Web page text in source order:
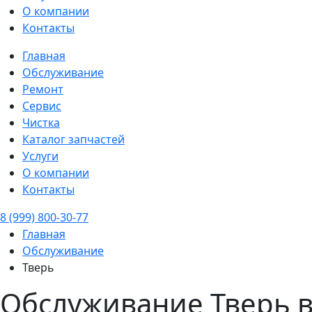
О компании
Контакты
Главная
Обслуживание
Ремонт
Сервис
Чистка
Каталог запчастей
Услуги
О компании
Контакты
8 (999) 800-30-77
Главная
Обслуживание
Тверь
Обслуживание Тверь